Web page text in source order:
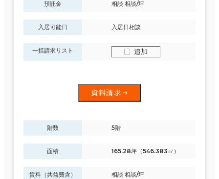
預託金 相談 相談/坪
入居可能日 入居日相談
一括請求リスト 追加
資料請求
階数 5階
面積 165.28坪（546.383㎡）
賃料（共益費含） 相談 相談/坪